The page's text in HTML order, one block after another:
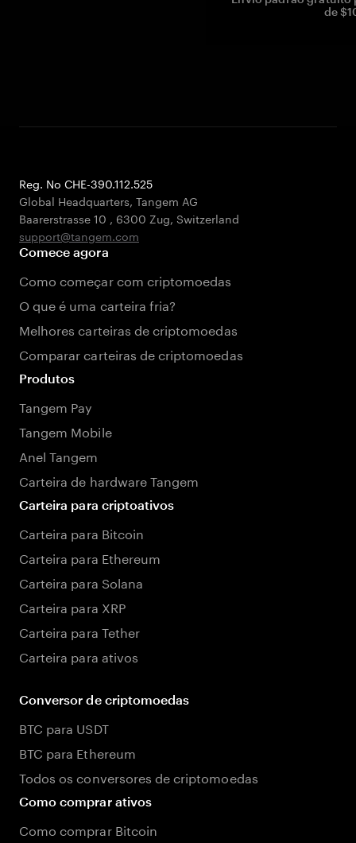
de
Reg. No CHE-390.112.525
Global Headquarters, Tangem AG
Baarerstrasse 10 , 6300 Zug, Switzerland
support@tangem.com
Comece agora
Como começar com criptomoedas
O que é uma carteira fria?
Melhores carteiras de criptomoedas
Comparar carteiras de criptomoedas
Produtos
Tangem Pay
Tangem Mobile
Anel Tangem
Carteira de hardware Tangem
Carteira para criptoativos
Carteira para Bitcoin
Carteira para Ethereum
Carteira para Solana
Carteira para XRP
Carteira para Tether
Carteira para ativos
Conversor de criptomoedas
BTC para USDT
BTC para Ethereum
Todos os conversores de criptomoedas
Como comprar ativos
Como comprar Bitcoin